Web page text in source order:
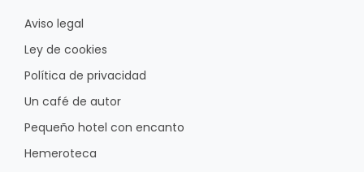
Aviso legal
Ley de cookies
Política de privacidad
Un café de autor
Pequeño hotel con encanto
Hemeroteca